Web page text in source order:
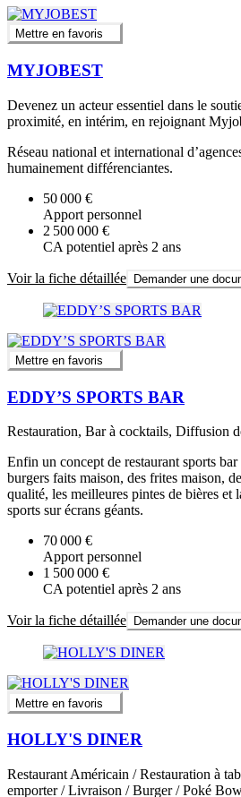
Mettre en favoris
MYJOBEST
Devenez un acteur essentiel dans le
proximité, en intérim, en rejoignant
Réseau national et international
humainement différenciantes.
50 000 €
Apport personnel
2 500 000 €
CA potentiel après 2 ans
Voir la fiche détaillée Demander une
Mettre en favoris
EDDY’S SPORTS BAR
Restauration, Bar à cocktails, Diffusion
Enfin un concept de restaurant sports
burgers faits maison, des frites maison,
qualité, les meilleures pintes de bières et
sports sur écrans géants.
70 000 €
Apport personnel
1 500 000 €
CA potentiel après 2 ans
Voir la fiche détaillée Demander une
Mettre en favoris
HOLLY'S DINER
Restaurant Américain / Restauration à
emporter / Livraison / Burger / Poké